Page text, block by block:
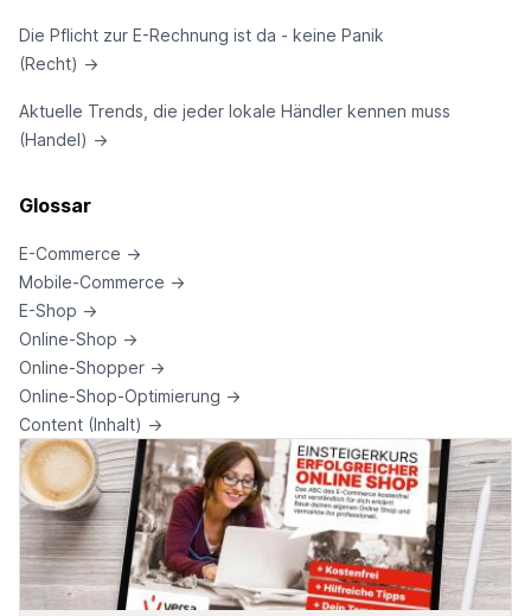
Die Pflicht zur E-Rechnung ist da - keine Panik
(Recht) →
Aktuelle Trends, die jeder lokale Händler kennen muss
(Handel) →
Glossar
E-Commerce →
Mobile-Commerce →
E-Shop →
Online-Shop →
Online-Shopper →
Online-Shop-Optimierung →
Content (Inhalt) →